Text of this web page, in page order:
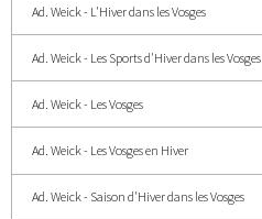
Ad. Weick - L'Hiver dans les Vosges
Ad. Weick - Les Sports d'Hiver dans les Vosges
Ad. Weick - Les Vosges
Ad. Weick - Les Vosges en Hiver
Ad. Weick - Saison d'Hiver dans les Vosges